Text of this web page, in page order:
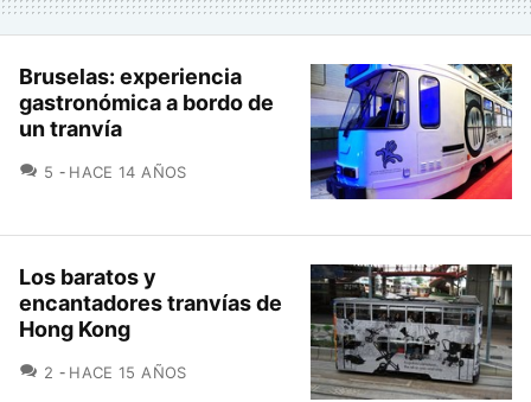
Bruselas: experiencia
gastronómica a bordo de
un tranvía
5 COMENTARIOS
HACE 14 AÑOS
Los baratos y
encantadores tranvías de
Hong Kong
2 COMENTARIOS
HACE 15 AÑOS